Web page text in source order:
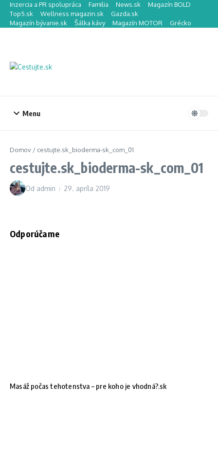
Preskočiť na obsah
Inzercia a PR spolupráca Familia News.sk
Magazín BOLD
Top5.sk
Wellness magazin.sk
Gazda.sk
Magazín bývanie.sk
Šálka kávy Magazín MOTOR Grécko
Menu
Domov / cestujte.sk_bioderma-sk_com_01
cestujte.sk_bioderma-sk_com_01
Od admin 29. apríla 2019
Odporúčame
Masáž počas tehotenstva – pre koho je vhodná?.sk